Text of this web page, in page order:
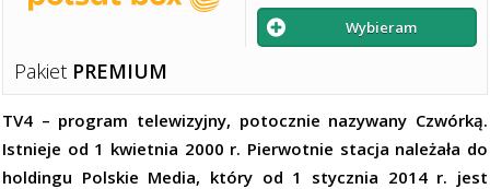
Pakiet PREMIUM
Wybieram
TV4 – program telewizyjny, potocznie nazywany Czwórką.
Istnieje od 1 kwietnia 2000 r. Pierwotnie stacja należała do
holdingu Polskie Media, który od 1 stycznia 2014 r. jest